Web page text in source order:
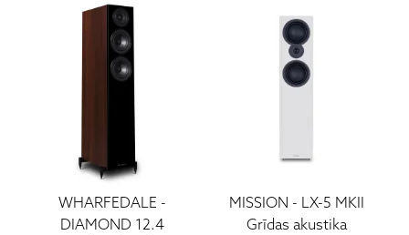
WHARFEDALE -
DIAMOND 12.4
MISSION - LX-5 MKII
Grīdas akustika